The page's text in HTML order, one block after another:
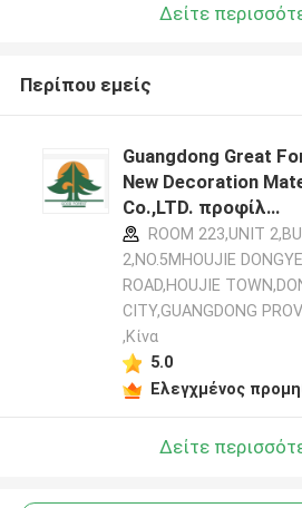
Δείτε
Περίπου εμείς
Guangdong Great
New Decoration
Co.,LTD. προφίλ
κατασκευαστή
ROOM 223,UNIT
2,NO.5MHOUJIE DONGYE
ROAD,HOUJIE
CITY,GUANGDONG
,Κίνα
5.0
Ελεγχμένος
Δείτε